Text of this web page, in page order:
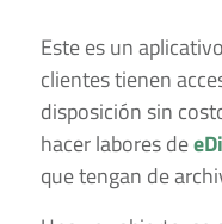
Este es un
clientes tienen
disposición sin
hacer labores de
que tengan de